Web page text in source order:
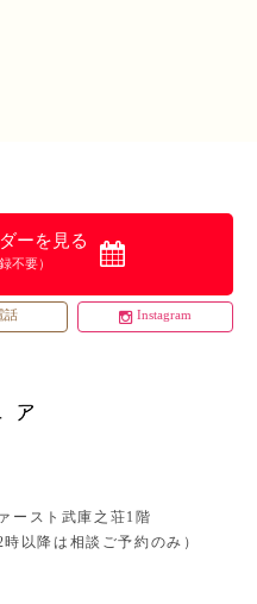
ースト武庫之荘1階
以降は相談ご予約のみ）
ーを見る
不要）
話 Instagram